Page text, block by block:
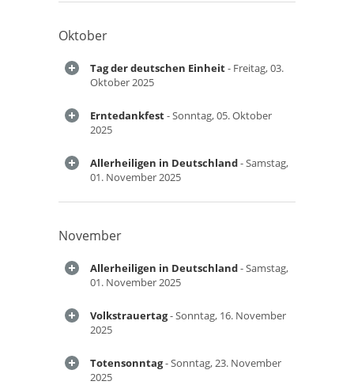
Oktober
Tag der deutschen Einheit- Freitag, 03.
Oktober 2025
Erntedankfest- Sonntag, 05. Oktober
2025
Allerheiligen in Deutschland- Samstag,
01. November 2025
November
Allerheiligen in Deutschland- Samstag,
01. November 2025
Volkstrauertag- Sonntag, 16. November
2025
Totensonntag- Sonntag, 23. November
2025